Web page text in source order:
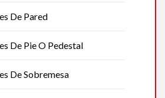
De Pared
De Pie O Pedestal
De Sobremesa